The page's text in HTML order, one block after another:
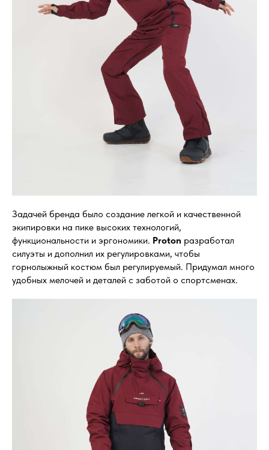
Задачей бренда было создание легкой и качественной
экипировки на пике высоких технологий,
функциональности и эргономики. Proton разработал
силуэты и дополнил их регулировками, чтобы
горнолыжный костюм был регулируемый. Придумал много
удобных мелочей и деталей с заботой о спортсменах.